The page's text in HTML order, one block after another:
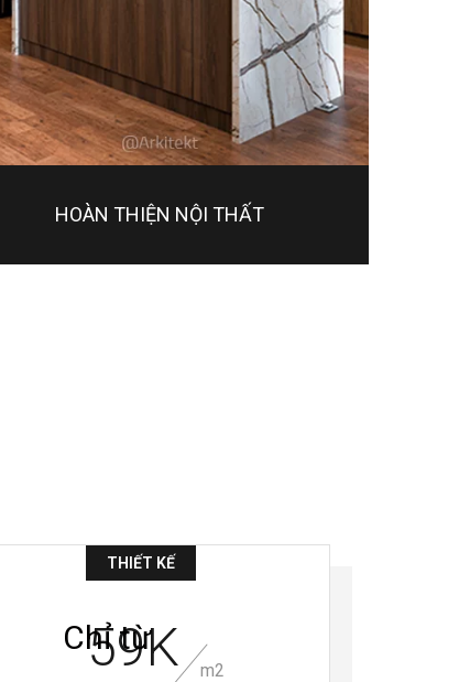
HOÀN THIỆN NỘI THẤT
THIẾT KẾ
Chỉ từ
59K m2